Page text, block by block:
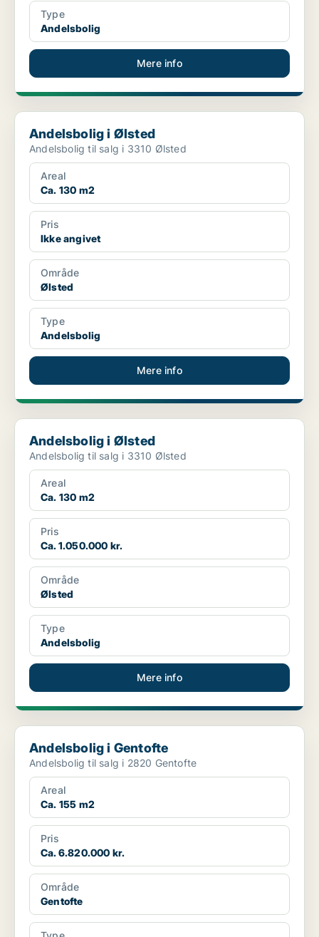
Type
Andelsbolig
Mere info
Andelsbolig i Ølsted
Andelsbolig i Ølsted
Andelsbolig til salg i 3310 Ølsted
Areal
Ca. 130 m2
Pris
Ikke angivet
Område
Ølsted
Type
Andelsbolig
Mere info
Andelsbolig i Ølsted
Andelsbolig i Ølsted
Andelsbolig til salg i 3310 Ølsted
Areal
Ca. 130 m2
Pris
Ca. 1.050.000 kr.
Område
Ølsted
Type
Andelsbolig
Mere info
Andelsbolig i Gentofte
Andelsbolig i Gentofte
Andelsbolig til salg i 2820 Gentofte
Areal
Ca. 155 m2
Pris
Ca. 6.820.000 kr.
Område
Gentofte